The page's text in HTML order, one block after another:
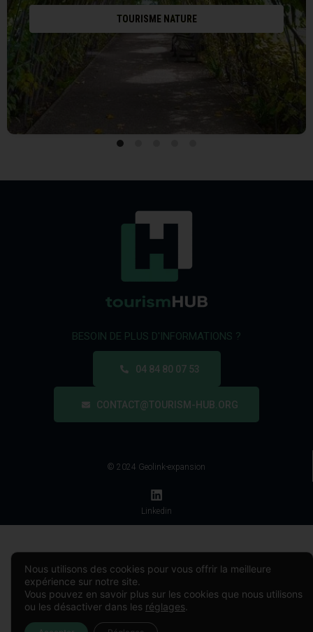
TOURISME NATURE
BESOIN DE PLUS D'INFORMATIONS ?
04 84 80 07 53
CONTACT@TOURISM-HUB.ORG
© 2024 Geolink-expansion
Linkedin
Nous utilisons des cookies pour vous offrir la meilleure
expérience sur notre site.
Vous pouvez en savoir plus sur les cookies que nous utilisons
ou les désactiver dans les réglages